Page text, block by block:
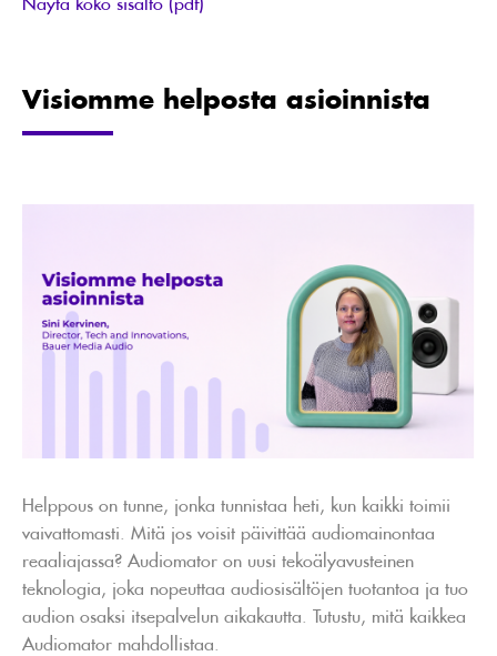
Visiomme helposta asioinnista
Helppous on tunne, jonka tunnistaa heti, kun kaikki toimii
vaivattomasti. Mitä jos voisit päivittää audiomainontaa
reaaliajassa? Audiomator on uusi tekoälyavusteinen
teknologia, joka nopeuttaa audiosisältöjen tuotantoa ja tuo
audion osaksi itsepalvelun aikakautta. Tutustu, mitä kaikkea
Audiomator mahdollistaa.